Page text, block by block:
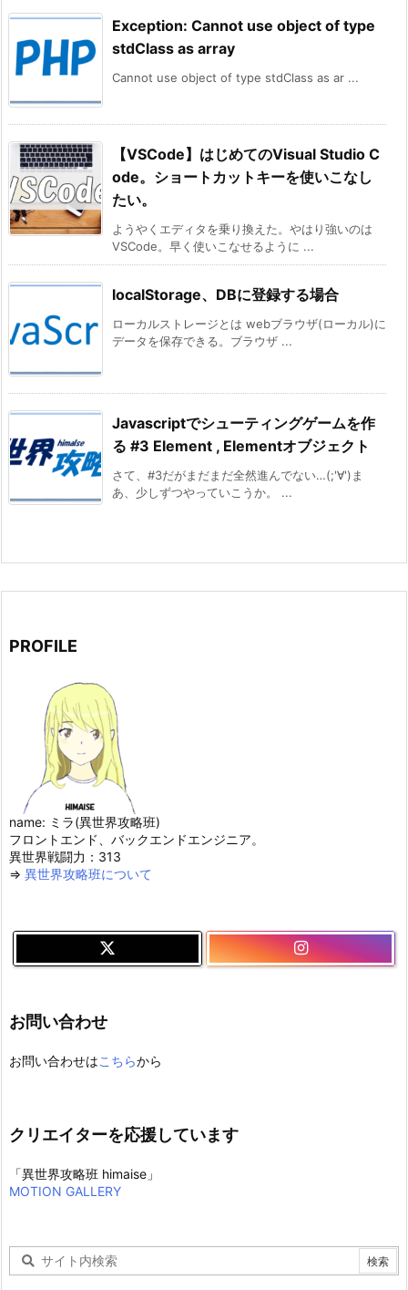
Exception: Cannot use object of type
stdClass as array
Cannot use object of type stdClass as ar ...
【VSCode】はじめてのVisual Studio C
ode。ショートカットキーを使いこなし
たい。
ようやくエディタを乗り換えた。やはり強いのは
VSCode。早く使いこなせるように ...
localStorage、DBに登録する場合
ローカルストレージとは webブラウザ(ローカル)に
データを保存できる。ブラウザ ...
Javascriptでシューティングゲームを作
る #3 Element , Elementオブジェクト
さて、#3だがまだまだ全然進んでない…(;'∀')ま
あ、少しずつやっていこうか。 ...
PROFILE
name: ミラ(異世界攻略班)
フロントエンド、バックエンドエンジニア。
異世界戦闘力：313
⇒ 異世界攻略班について
お問い合わせ
お問い合わせはこちらから
クリエイターを応援しています
「異世界攻略班 himaise」
MOTION GALLERY